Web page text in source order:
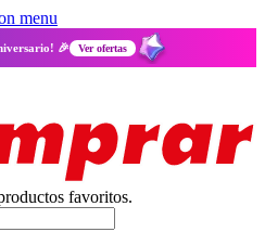
menu
🎉 Ver ofertas
favoritos.